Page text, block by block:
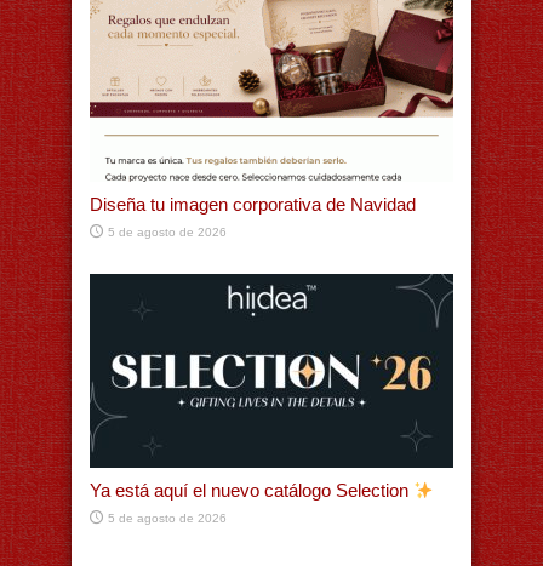
Diseña tu imagen corporativa de Navidad
5 de agosto de 2026
Ya está aquí el nuevo catálogo Selection
5 de agosto de 2026